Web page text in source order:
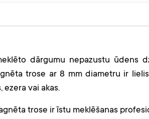
dārgumu nepazustu ūdens
trose ar 8 mm diametru ir
ezera vai akas.
trose ir īstu meklēšanas